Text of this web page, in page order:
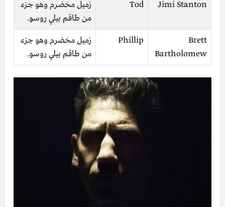
Jimi Stanton
Tod
زميل مخضرم وهو جزء
من طاقم بيلي روسو.
Brett
Bartholomew
Phillip
زميل مخضرم وهو جزء
من طاقم بيلي روسو.